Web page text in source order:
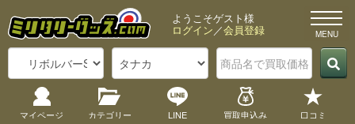
ようこそゲスト様
ログイン／会員登録
マイページ カテゴリー LINE 買取申込み 口コミ